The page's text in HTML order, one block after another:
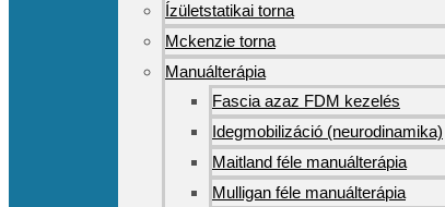
Ízületstatikai torna
Mckenzie torna
Manuálterápia
Fascia azaz FDM kezelés
Idegmobilizáció (neurodinamika)
Maitland féle manuálterápia
Mulligan féle manuálterápia